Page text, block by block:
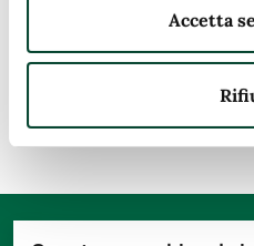
Accetta